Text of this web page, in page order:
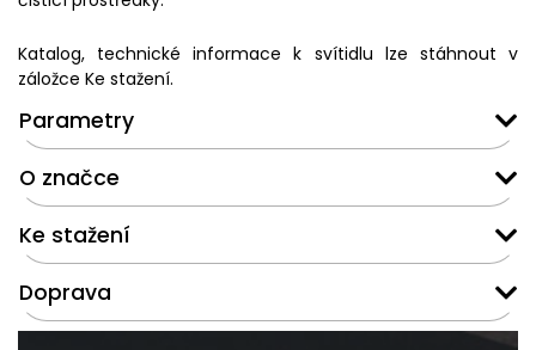
Katalog, technické informace k svítidlu lze stáhnout v
záložce Ke stažení.
Parametry
O značce
Ke stažení
Doprava